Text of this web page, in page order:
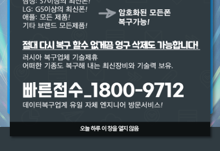
전국 어디서나 출장비 무료!전문기사님이 신속히 연락드립니다.
야간 인터넷 접수시 다음날 최우선 순위로 출장 드립니다.
긴급복구방문요청